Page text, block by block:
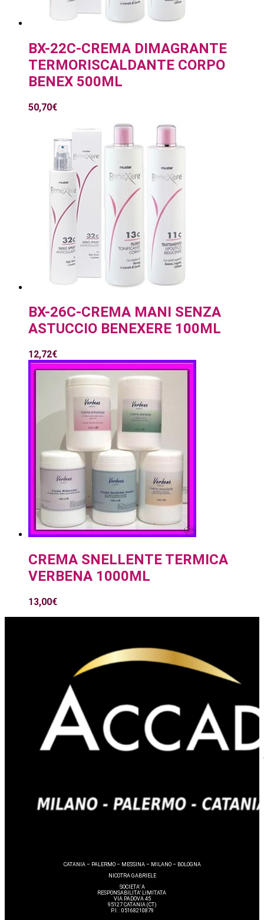
BX-22C-CREMA DIMAGRANTE
TERMORISCALDANTE CORPO
BENEX 500ML
50,70€
BX-26C-CREMA MANI SENZA
ASTUCCIO BENEXERE 100ML
12,72€
CREMA SNELLENTE TERMICA
VERBENA 1000ML
13,00€
CATANIA – PALERMO – MESSINA – MILANO – BOLOGNA
NICOTRA GABRIELE
SOCIETA’ A
RESPONSABILITA’ LIMITATA
VIA PADOVA 45
95127 CATANIA (CT)
P.I. : 05168210879